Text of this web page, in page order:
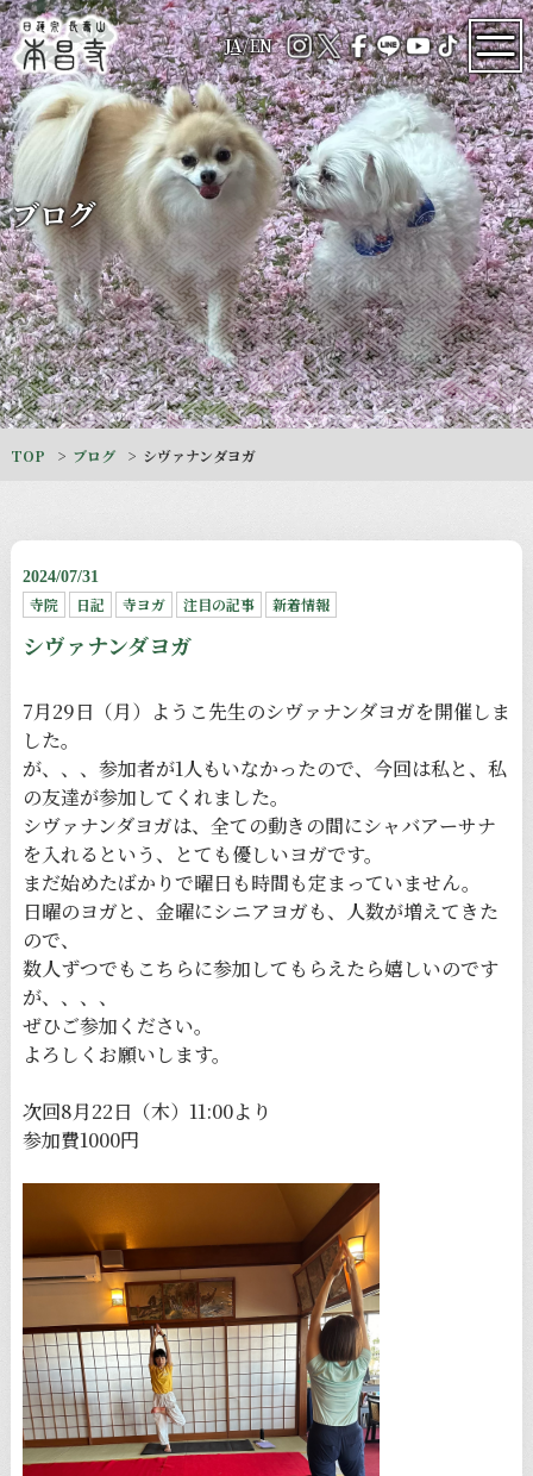
JA/EN
ブログ
TOP ブログ シヴァナンダヨガ
2024/07/31
寺院 日記 寺ヨガ 注目の記事 新着情報
シヴァナンダヨガ
7月29日（月）ようこ先生のシヴァナンダヨガを開催しま
した。
が、、、参加者が1人もいなかったので、今回は私と、私
の友達が参加してくれました。
シヴァナンダヨガは、全ての動きの間にシャバアーサナ
を入れるという、とても優しいヨガです。
まだ始めたばかりで曜日も時間も定まっていません。
日曜のヨガと、金曜にシニアヨガも、人数が増えてきた
ので、
数人ずつでもこちらに参加してもらえたら嬉しいのです
が、、、、
ぜひご参加ください。
よろしくお願いします。
次回8月22日（木）11:00より
参加費1000円